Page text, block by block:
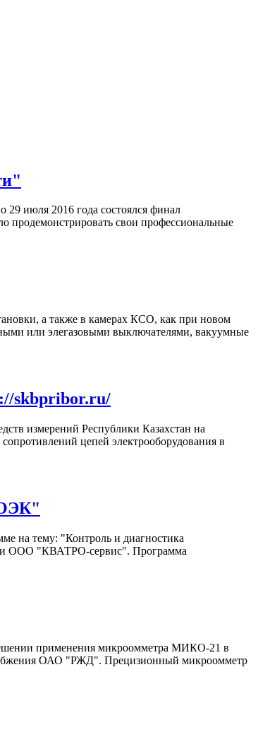
июля 2016 года состоялся финал
продемонстрировать свои профессиональные
а также в камерах КСО, как при новом
или элегазовыми выключателями, вакуумные
skbpribor.ru/
измерений Республики Казахстан на
цепей электрооборудования в
на тему: "Контроль и диагностика
и ООО "КВАТРО-сервис". Программа
применения микроомметра МИКО-21 в
ОАО "РЖД". Прецизионный микроомметр